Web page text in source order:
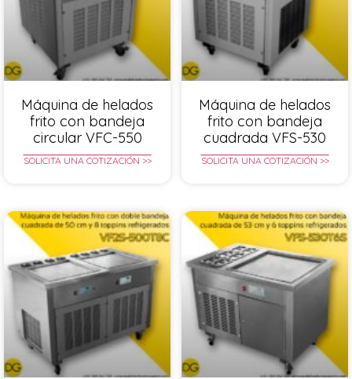
Máquina de helados
frito con bandeja
circular VFC-550
SOLICITA UNA COTIZACIÓN >>
Máquina de helados
frito con bandeja
cuadrada VFS-530
SOLICITA UNA COTIZACIÓN >>